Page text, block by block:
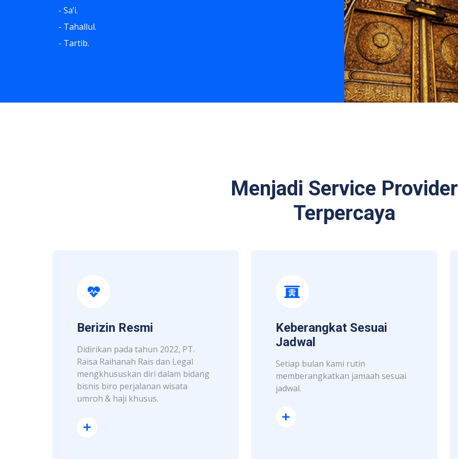
- Sa’i.
- Tahallul.
- Tartib.
Menjadi Service Provider
Terpercaya
Berizin Resmi
Didirikan pada tahun 2022, PT.
Raisa Raihanah Rais dan Legal
mengkhususkan diri dalam bidang
bisnis biro perjalanan wisata
umroh & haji khusus.
Keberangkat Sesuai
Jadwal
Setiap bulan kami rutin
memberangkatkan jamaah sesuai
jadwal.